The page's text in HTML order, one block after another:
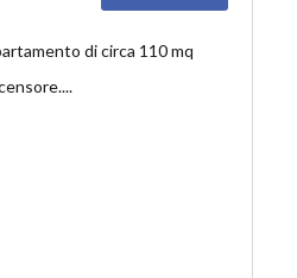
di circa 110 mq